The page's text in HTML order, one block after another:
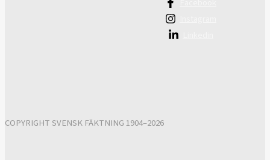
COPYRIGHT SVENSK FÄKTNING 1904–2026